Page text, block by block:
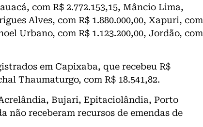
com R$ 2.772.153,15, Mâncio Lima,
Alves, com R$ 1.880.000,00, Xapuri, com
Urbano, com R$ 1.123.200,00, Jordão, com
em Capixaba, que recebeu R$
Thaumaturgo, com R$ 18.541,82.
Bujari, Epitaciolândia, Porto
não receberam recursos de emendas de